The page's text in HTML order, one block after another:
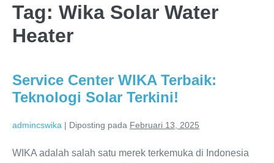
Tag: Wika Solar Water
Heater
Service Center WIKA Terbaik:
Teknologi Solar Terkini!
admincswika | Diposting pada Februari 13, 2025
WIKA adalah salah satu merek terkemuka di Indonesia